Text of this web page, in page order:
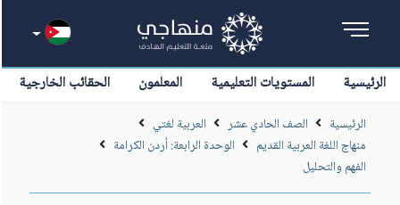
الرئيسية المستويات التعليمية المعلمون الحقائب الخارجية
الرئيسية الصف الحادي عشر
العربية لغتي
منهاج اللغة العربية القديم
الوحدة الرابعة: أردن الكرامة
الفهم والتحليل